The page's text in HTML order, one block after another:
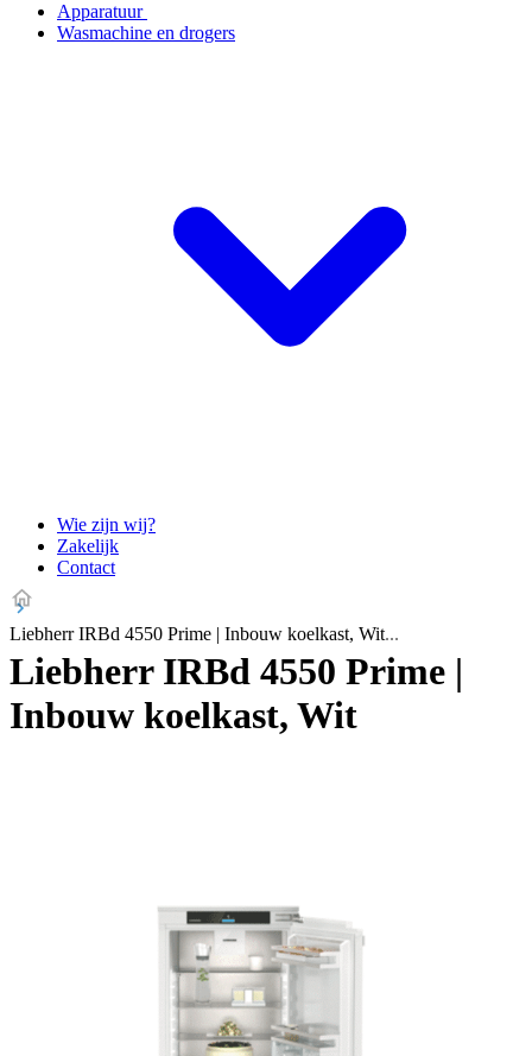
Apparatuur
Wasmachine en drogers
Wie zijn wij?
Zakelijk
Contact
Liebherr IRBd 4550 Prime | Inbouw koelkast, Wit
Liebherr IRBd 4550 Prime |
Inbouw koelkast, Wit